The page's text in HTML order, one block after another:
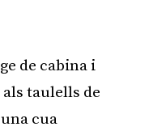
de cabina i
taulells de
cua